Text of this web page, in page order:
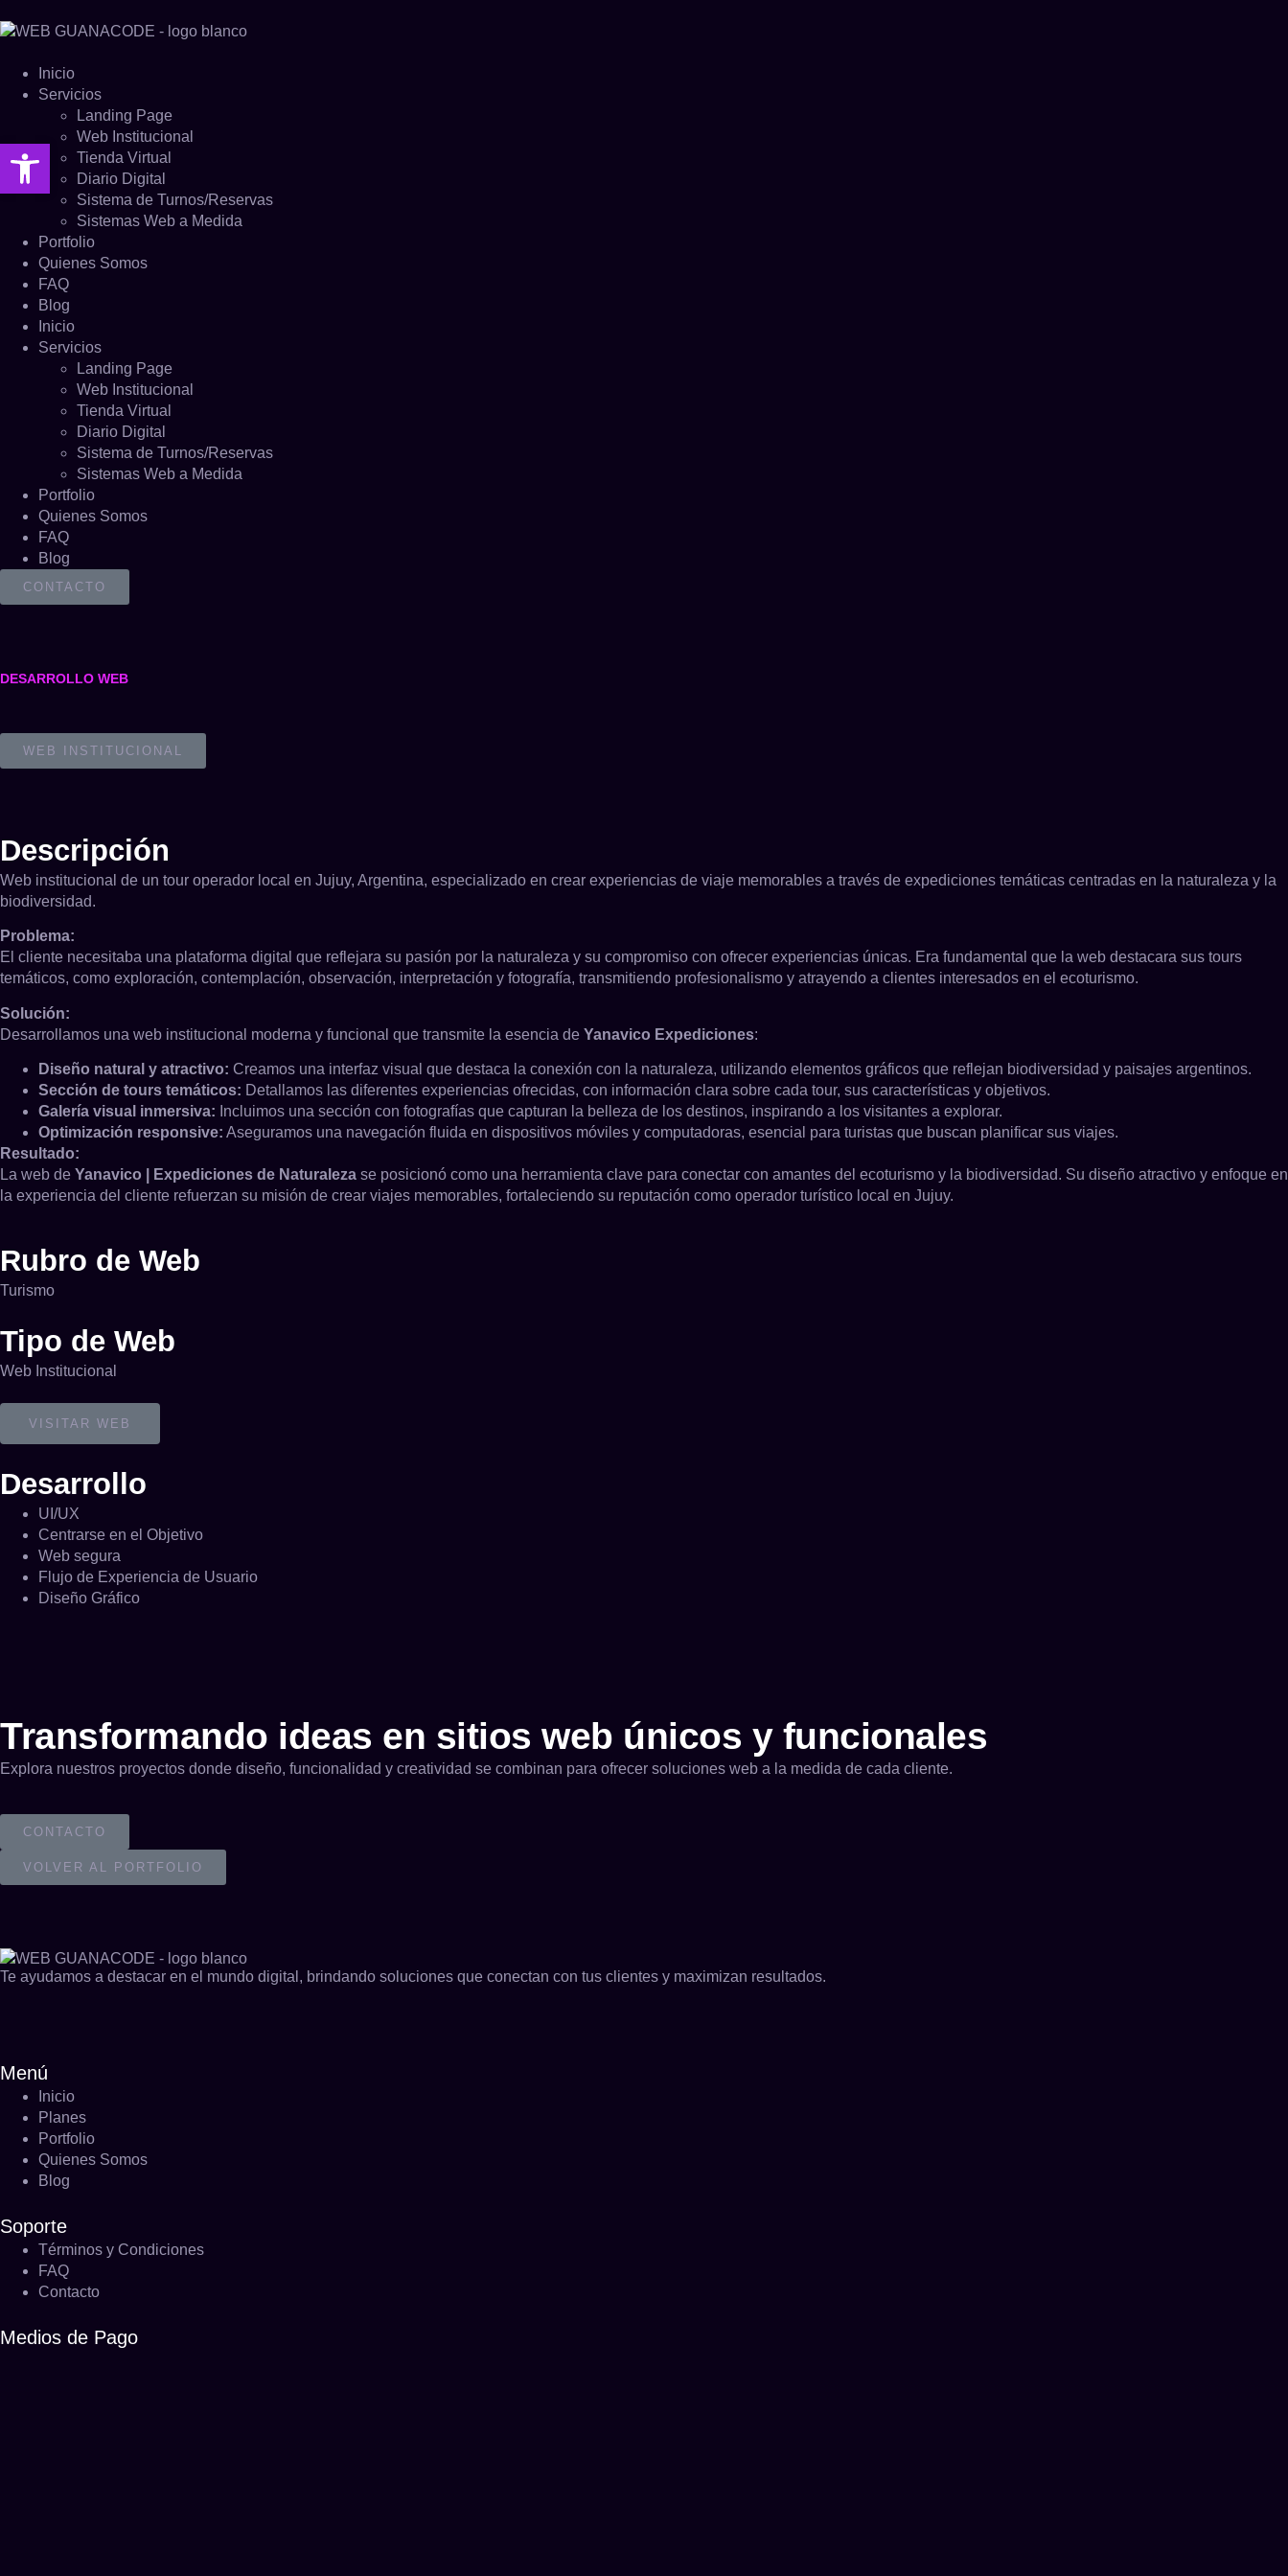
Inicio
Servicios
Landing Page
Web Institucional
Tienda Virtual
Diario Digital
Sistema de Turnos/Reservas
Sistemas Web a Medida
Portfolio
Quienes Somos
FAQ
Blog
Inicio
Servicios
Landing Page
Web Institucional
Tienda Virtual
Diario Digital
Sistema de Turnos/Reservas
Sistemas Web a Medida
Portfolio
Quienes Somos
FAQ
Blog
CONTACTO
DESARROLLO WEB
WEB INSTITUCIONAL
Descripción
Web institucional de un tour operador local en Jujuy, Argentina, especializado en crear experiencias de viaje memorables a través de expediciones temáticas centradas en la naturaleza y la
biodiversidad.
Problema:
El cliente necesitaba una plataforma digital que reflejara su pasión por la naturaleza y su compromiso con ofrecer experiencias únicas. Era fundamental que la web destacara sus tours
temáticos, como exploración, contemplación, observación, interpretación y fotografía, transmitiendo profesionalismo y atrayendo a clientes interesados en el ecoturismo.
Solución:
Desarrollamos una web institucional moderna y funcional que transmite la esencia de Yanavico Expediciones:
Diseño natural y atractivo: Creamos una interfaz visual que destaca la conexión con la naturaleza, utilizando elementos gráficos que reflejan biodiversidad y paisajes argentinos.
Sección de tours temáticos: Detallamos las diferentes experiencias ofrecidas, con información clara sobre cada tour, sus características y objetivos.
Galería visual inmersiva: Incluimos una sección con fotografías que capturan la belleza de los destinos, inspirando a los visitantes a explorar.
Optimización responsive: Aseguramos una navegación fluida en dispositivos móviles y computadoras, esencial para turistas que buscan planificar sus viajes.
Resultado:
La web de Yanavico | Expediciones de Naturaleza se posicionó como una herramienta clave para conectar con amantes del ecoturismo y la biodiversidad. Su diseño atractivo y enfoque en
la experiencia del cliente refuerzan su misión de crear viajes memorables, fortaleciendo su reputación como operador turístico local en Jujuy.
Rubro de Web
Turismo
Tipo de Web
Web Institucional
VISITAR WEB
Desarrollo
UI/UX
Centrarse en el Objetivo
Web segura
Flujo de Experiencia de Usuario
Diseño Gráfico
Transformando ideas en sitios web únicos y funcionales
Explora nuestros proyectos donde diseño, funcionalidad y creatividad se combinan para ofrecer soluciones web a la medida de cada cliente.
CONTACTO
VOLVER AL PORTFOLIO
Te ayudamos a destacar en el mundo digital, brindando soluciones que conectan con tus clientes y maximizan resultados.
Menú
Inicio
Planes
Portfolio
Quienes Somos
Blog
Soporte
Términos y Condiciones
FAQ
Contacto
Medios de Pago
Abrir barra de herramientas